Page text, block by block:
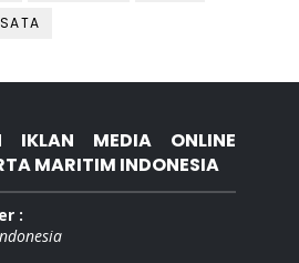
IKLAN MEDIA ONLINE
MARITIM INDONESIA
: